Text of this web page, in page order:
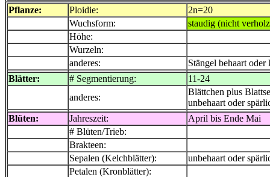
Pflanze:
Ploidie:
2n=20
Wuchsform:
staudig (nicht
Höhe:
Wurzeln:
anderes:
Stängel behaart oder
Blätter:
# Segmentierung:
11-24
anderes:
Blättchen plus
unbehaart oder
Blüten:
Jahreszeit:
April bis Ende Mai
# Blüten/Trieb:
Brakteen:
Sepalen (Kelchblätter):
unbehaart oder
Petalen (Kronblätter):